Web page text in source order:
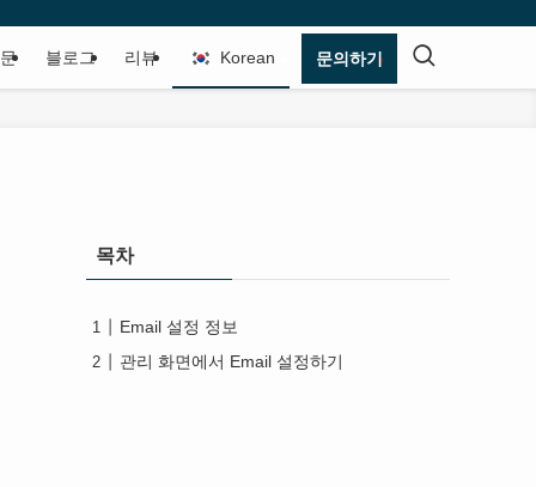
블로그 리뷰 Korean 문의하기
목차
Email 설정 정보
관리 화면에서 Email 설정하기